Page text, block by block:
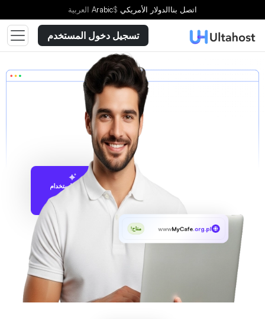
اتصل بناالدولار الأمريكي $
Arabic العربية
تسجيل دخول المستخدم
الاقتراح باستخدام
wwwMyCafe .org.pl متاح!